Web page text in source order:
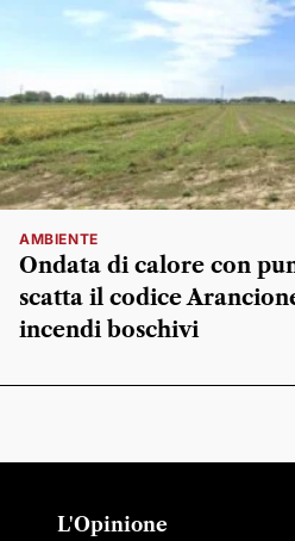
AMBIENTE
Ondata di calore con
scatta il codice
incendi boschivi
L'Opinione